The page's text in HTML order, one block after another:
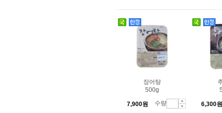
장어탕
500g
7,900원 수량 6,300원